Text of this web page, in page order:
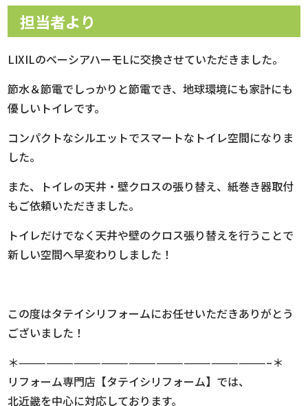
担当者より
LIXILのベーシアハーモLに交換させていただきました。
節水＆節電でしっかりと節電でき、地球環境にも家計にも
優しいトイレです。
コンパクトなシルエットでスマートなトイレ空間になりま
した。
また、トイレの天井・壁クロスの張り替え、紙巻き器取付
もご依頼いただきました。
トイレだけでなく天井や壁のクロス張り替えを行うことで
新しい空間へ早変わりしました！
この度はタテイシリフォームにお任せいただきありがとう
ございました！
＊———————————————————————————–＊
リフォーム専門店【タテイシリフォーム】では、
北近畿を中心に対応しております。